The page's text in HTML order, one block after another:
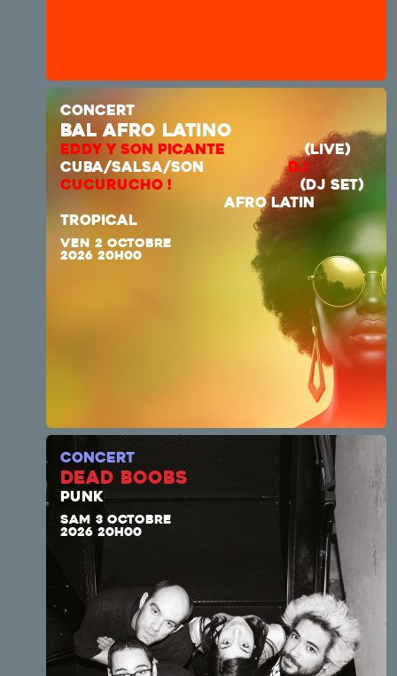
CONCERT
bal afro latino
EDDY Y SON PICANTE
(LIVE)
CUBA/SALSA/SON DJ
CUCURUCHO ! (DJ SET)
AFRO LATIN
TROPICAL
VEN 2 OCTOBRE
2026 20H00
CONCERT
DEAD BOOBS
PUNK
SAM 3 OCTOBRE
2026 20H00